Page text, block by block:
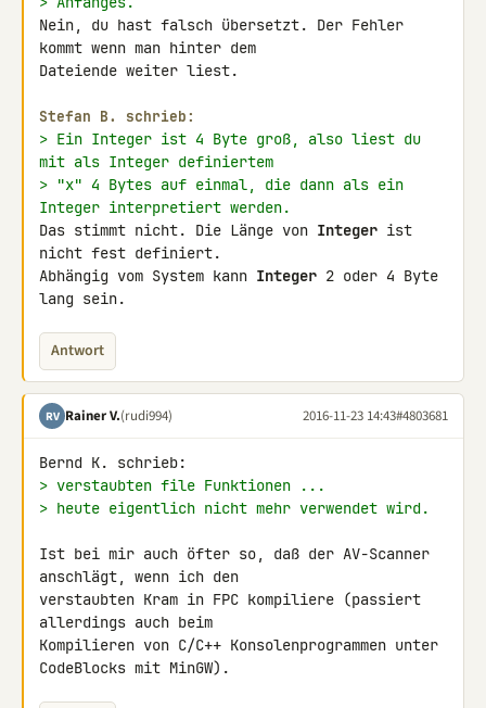
Nein, du hast falsch übersetzt. Der Fehler
kommt wenn man hinter dem
Dateiende weiter liest.
Stefan B. schrieb:
> Ein Integer ist 4 Byte groß, also liest du
mit als Integer definiertem
> "x" 4 Bytes auf einmal, die dann als ein
Integer interpretiert werden.
Das stimmt nicht. Die Länge von Integer ist
nicht fest definiert.
Abhängig vom System kann Integer 2 oder 4 Byte
lang sein.
Antwort
RV Rainer V.(rudi994) 2016-11-23 14:43#4803681
> verstaubten file Funktionen ...
> heute eigentlich nicht mehr verwendet wird.
Ist bei mir auch öfter so, daß der AV-Scanner
anschlägt, wenn ich den
verstaubten Kram in FPC kompiliere (passiert
allerdings auch beim
Kompilieren von C/C++ Konsolenprogrammen unter
CodeBlocks mit MinGW).